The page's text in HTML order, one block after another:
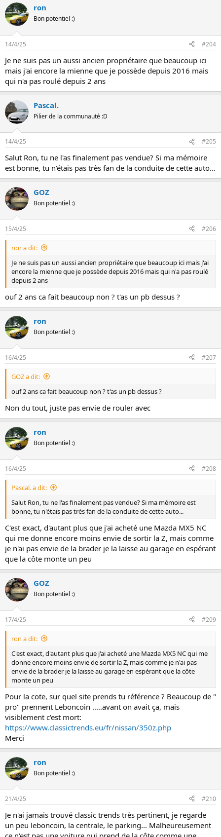
r
é
a
i
n
s
:
ron
Bon potentiel :)
14/4/25 #204
Je ne suis pas un aussi ancien propriétaire que beaucoup ici
mais j'ai encore la mienne que je possède depuis 2016 mais
qui n'a pas roulé depuis 2 ans
Pascal.
Pilier de la communauté :D
14/4/25 #205
Salut Ron, tu ne l'as finalement pas vendue? Si ma mémoire
est bonne, tu n'étais pas très fan de la conduite de cette auto...
GOZ
Bon potentiel :)
15/4/25 #206
ron a dit:
Je ne suis pas un aussi ancien propriétaire que beaucoup ici mais j'ai
encore la mienne que je possède depuis 2016 mais qui n'a pas roulé
depuis 2 ans
ouf 2 ans ca fait beaucoup non ? t'as un pb dessus ?
ron
Bon potentiel :)
16/4/25 #207
GOZ a dit:
ouf 2 ans ca fait beaucoup non ? t'as un pb dessus ?
Non du tout, juste pas envie de rouler avec
ron
Bon potentiel :)
16/4/25 #208
Pascal. a dit:
Salut Ron, tu ne l'as finalement pas vendue? Si ma mémoire est
bonne, tu n'étais pas très fan de la conduite de cette auto...
C'est exact, d'autant plus que j'ai acheté une Mazda MX5 NC
qui me donne encore moins envie de sortir la Z, mais comme
je n'ai pas envie de la brader je la laisse au garage en espérant
que la côte monte un peu
GOZ
Bon potentiel :)
17/4/25 #209
ron a dit:
C'est exact, d'autant plus que j'ai acheté une Mazda MX5 NC qui me
donne encore moins envie de sortir la Z, mais comme je n'ai pas
envie de la brader je la laisse au garage en espérant que la côte
monte un peu
Pour la cote, sur quel site prends tu référence ? Beaucoup de "
pro" prennent Leboncoin .....avant on avait ça, mais
visiblement c'est mort:
https://www.classictrends.eu/fr/nissan/350z.php
Merci
ron
Bon potentiel :)
21/4/25 #210
Je n'ai jamais trouvé classic trends très pertinent, je regarde
un peu leboncoin, la centrale, le parking... Malheureusement